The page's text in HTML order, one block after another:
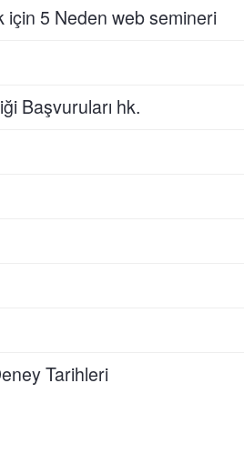
için 5 Neden web semineri
Başvuruları hk.
Tarihleri